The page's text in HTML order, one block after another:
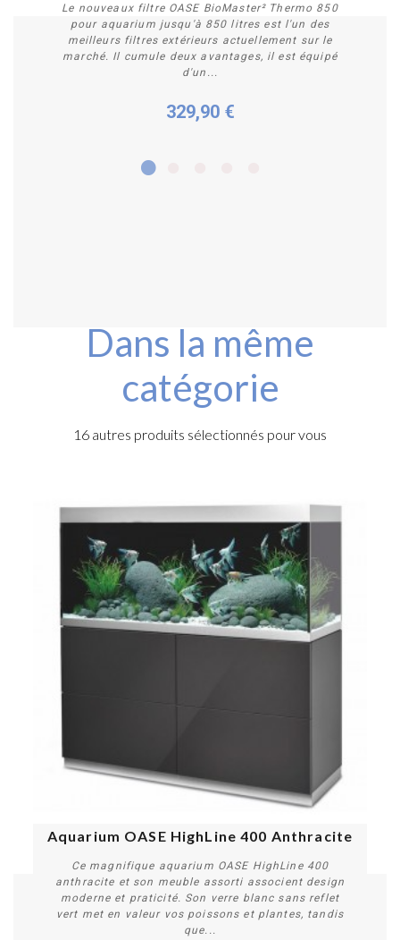
Acheter
Le nouveaux filtre OASE BioMaster² Thermo 850
pour aquarium jusqu'à 850 litres est l'un des
meilleurs filtres extérieurs actuellement sur le
marché. Il cumule deux avantages, il est équipé
d'un...
329,90 €
Dans la même
catégorie
16 autres produits sélectionnés pour vous
Aquarium OASE HighLine 400 Anthracite
Ce magnifique aquarium OASE HighLine 400
anthracite et son meuble assorti associent design
moderne et praticité. Son verre blanc sans reflet
vert met en valeur vos poissons et plantes, tandis
que...